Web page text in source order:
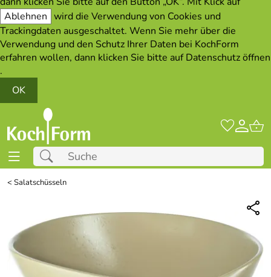
Ablehnen wird die Verwendung von Cookies und
Trackingdaten ausgeschaltet. Wenn Sie mehr über die
Verwendung und den Schutz Ihrer Daten bei KochForm
erfahren wollen, dann klicken Sie bitte aufDatenschutz öffnen
.
OK
<Salatschüsseln